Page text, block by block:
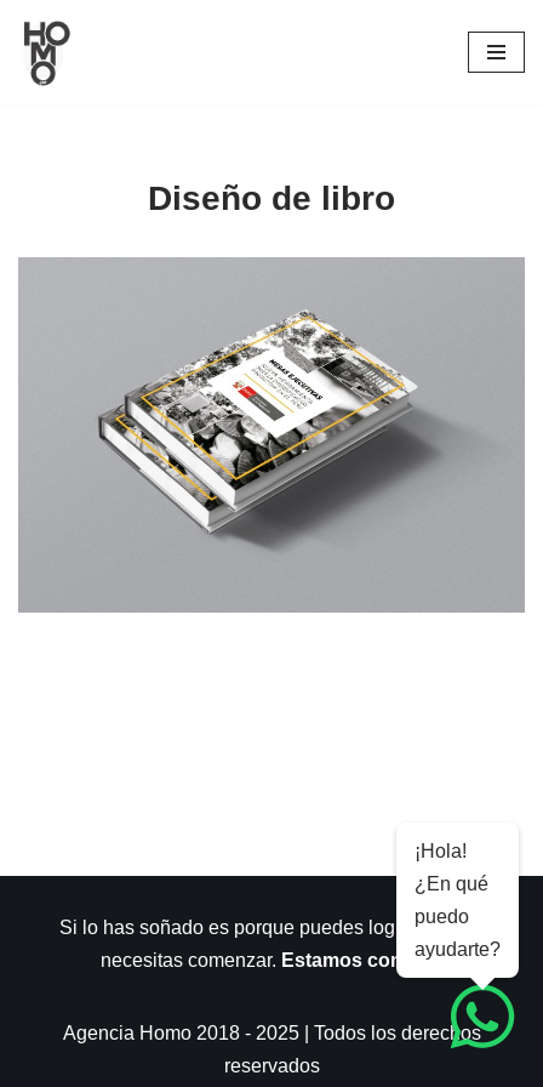
Saltar
Diseño de libro
Si lo has soñado es porque puedes lograrlo. Sólo
necesitas comenzar. Estamos contigo.
Agencia Homo 2018 - 2025 | Todos los derechos
reservados
¡Hola!
¿En qué
puedo
ayudarte?